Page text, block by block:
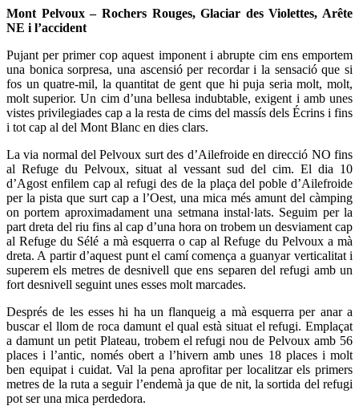
Mont Pelvoux – Rochers Rouges, Glaciar des Violettes, Arête
NE i l’accident
Pujant per primer cop aquest imponent i abrupte cim ens emportem
una bonica sorpresa, una ascensió per recordar i la sensació que si
fos un quatre-mil, la quantitat de gent que hi puja seria molt, molt,
molt superior. Un cim d’una bellesa indubtable, exigent i amb unes
vistes privilegiades cap a la resta de cims del massís dels Écrins i fins
i tot cap al del Mont Blanc en dies clars.
La via normal del Pelvoux surt des d’Ailefroide en direcció NO fins
al Refuge du Pelvoux, situat al vessant sud del cim. El dia 10
d’Agost enfilem cap al refugi des de la plaça del poble d’Ailefroide
per la pista que surt cap a l’Oest, una mica més amunt del càmping
on portem aproximadament una setmana instal·lats. Seguim per la
part dreta del riu fins al cap d’una hora on trobem un desviament cap
al Refuge du Sélé a mà esquerra o cap al Refuge du Pelvoux a mà
dreta. A partir d’aquest punt el camí comença a guanyar verticalitat i
superem els metres de desnivell que ens separen del refugi amb un
fort desnivell seguint unes esses molt marcades.
Després de les esses hi ha un flanqueig a mà esquerra per anar a
buscar el llom de roca damunt el qual està situat el refugi. Emplaçat
a damunt un petit Plateau, trobem el refugi nou de Pelvoux amb 56
places i l’antic, només obert a l’hivern amb unes 18 places i molt
ben equipat i cuidat. Val la pena aprofitar per localitzar els primers
metres de la ruta a seguir l’endemà ja que de nit, la sortida del refugi
pot ser una mica perdedora.